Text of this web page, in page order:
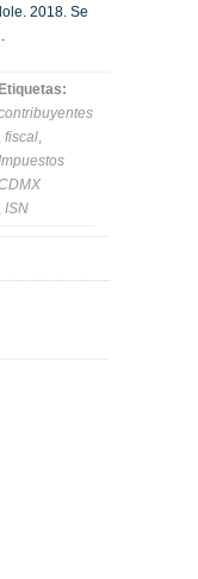
2018. Se
Etiquetas:
, fiscal,
, ISN